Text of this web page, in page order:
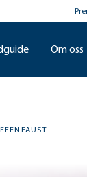
Om oss